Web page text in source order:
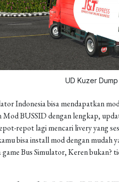
UD Kuzer Dump
Indonesia bisa mendapatkan
Mod BUSSID dengan lengkap,
repot lagi mencari livery yang
bisa install mod dengan mudah
Bus Simulator, Keren bukan?